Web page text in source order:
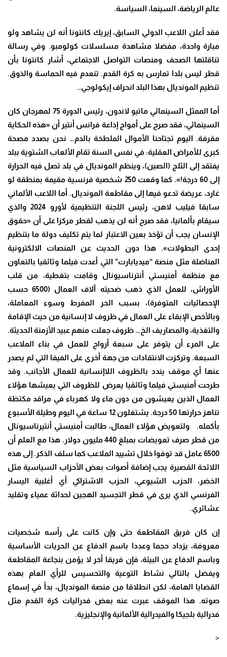
عالم الرياضة، السينما، السياسة.
فقد أعلن اللاعب الدولي السابق، إيريك كانتونا أنه لن يشاهد ولو
مبارة واحدة، مفضلا مشاهدة مسلسلات كولومبو. وفي رسالة
تناقلتها الصحف ومنصات التواصل الاجتماعي، أشار كانتونا بأن
قطر ليس بلدا تمارس به كرة القدم. تنعدم فيه الحماسة والذوق.
تنظيم المونديال بهذا البلد انحراف إيكولوجي..
أما الممثل السينمائي ماتيو لاندون، رئيس الدورة 75 لمهرجان كان
السينمائي، فقد صرح على أمواج إذاعة فرانس أنتير أن «هذه الحكاية
مقرفة. اليوم تجتاحنا الأموال الملطخة بالدم… نحن بصدد مصحة
كبرى للأمراض العقلية: في نفس السنة تقام الألعاب الشتوية ببلد
يفتقد إلى الثلج (الصين)، وينظم المونديال في بلد تصل فيه الحرارة
إلى 60 درجة!». كما وقعت 250 شخصية فرنسية مقيمة بمنطقة لو
غارد، عريضة تدعو فيها إلى مقاطعة المونديال. أما اللاعب الألماني
سابقا فيليب لاهن، رئيس اللجنة التنظيمية لأورو 2024 والذي
سيقام بألمانيا، فقد صرح أنه لن يذهب لقطر مركزا على أن «حقوق
الإنسان يجب أن تؤخذ بعين الاعتبار لما يتم تكليف دولة ما بتنظيم
إحدى البطولات». هذا دون الحديث عن المنصات الالكترونية
المناضلة مثل منصة “ميديابارت” التي أعدت فيلما وثائقيا بالتعاون
مع منظمة أمنيستي أنترناسيونال وقامت بتغطية، من قلب
الأوراش، للعمل الذي ذهب ضحيته آلاف العمال (6500 حسب
الإحصائيات المتوفرة)، بسبب الحر المفرط وسوء المعاملة،
وبالأخص الإبقاء على العمال في ظروف لا إنسانية من حيث الإقامة
والتغذية، والمصاريف الخ… ظروف جعلت منهم عبيد الأزمنة الحديثة.
على المرء أن يتوفر على سبعة أرواح للعمل في بناء الملاعب
السبعة. وتركزت الانتقادات من جهة أخرى على الفيفا التي لم يصدر
عنها أي موقف يندد بالظروف اللاإنسانية للعمال الأجانب. وقد
طرحت أمنيستي فيلما وثائقيا يعرض للظروف التي يعيشها هؤلاء
العمال الذين يعيشون من دون ماء ولا كهرباء في مراقد مكتظة
تناهز حرارتها 50 درجة. يشتغلون 12 ساعة في اليوم وطيلة الأسبوع
بأكمله. ولتعويض هؤلاء العمال، طالبت أمنيستي أنتيرناسيونال
من قطر صرف تعويضات بمبلغ 440 مليون دولار. هذا مع العلم أن
6500 عامل قد توفوا خلال تشييد الملاعب كما سلف الذكر. إلى هذه
اللائحة القصيرة يجب إضافة أصوات بعض الأحزاب السياسية مثل
الخضر، الحزب الشيوعي، الحزب الاشتراكي أي أغلبية اليسار
الفرنسي الذي يرى في قطر التجسيد الهجين لحداثة عمياء وتقليد
عشائري.
إن كان فريق المقاطعة حتى وإن كانت على رأسه شخصيات
معروفة، يزداد حجما وعددا باسم الدفاع عن الحريات الأساسية
وباسم الدفاع عن البيئة، فإن فريقا أخر لا يؤمن بنجاعة المقاطعة
ويفضل بالتالي نشاط التوعية والتحسيس للرأي العام بهذه
القضايا الهامة، لكن انطلاقا من منصة المونديال، بدأ في إسماع
صوته. هذا الموقف عبرت عنه بعض فدراليات كرة القدم مثل
فدرالية بلجيكا والفيدرالية الألمانية والإنجليزية.
<